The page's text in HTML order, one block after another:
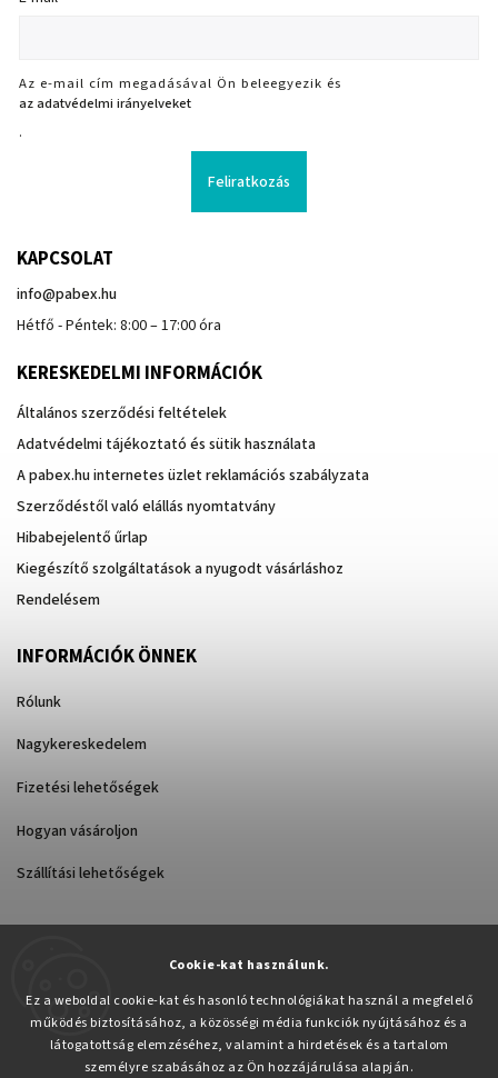
Cookie-kat használunk.
Ez a weboldal cookie-kat és hasonló technológiákat használ a megfelelő
működés biztosításához, a közösségi média funkciók nyújtásához és a
látogatottság elemzéséhez, valamint a hirdetések és a tartalom
személyre szabásához az Ön hozzájárulása alapján.
Az e-mail cím megadásával Ön beleegyezik és
az adatvédelmi irányelveket
.
Feliratkozás
KAPCSOLAT
info@pabex.hu
Hétfő - Péntek: 8:00 – 17:00 óra
KERESKEDELMI INFORMÁCIÓK
Általános szerződési feltételek
Adatvédelmi tájékoztató és sütik használata
A pabex.hu internetes üzlet reklamációs szabályzata
Szerződéstől való elállás nyomtatvány
Hibabejelentő űrlap
Kiegészítő szolgáltatások a nyugodt vásárláshoz
Rendelésem
INFORMÁCIÓK ÖNNEK
Rólunk
Nagykereskedelem
Fizetési lehetőségek
Hogyan vásároljon
Szállítási lehetőségek